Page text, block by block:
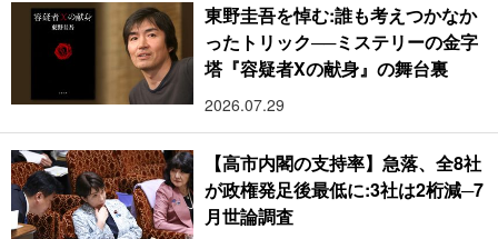
東野圭吾を悼む:誰も考えつかなか
ったトリック──ミステリーの金字
塔『容疑者Xの献身』の舞台裏
2026.07.29
【高市内閣の支持率】急落、全8社
が政権発足後最低に:3社は2桁減─7
月世論調査